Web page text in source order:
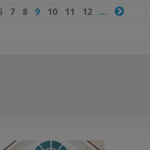
7 89 10 11 12... 